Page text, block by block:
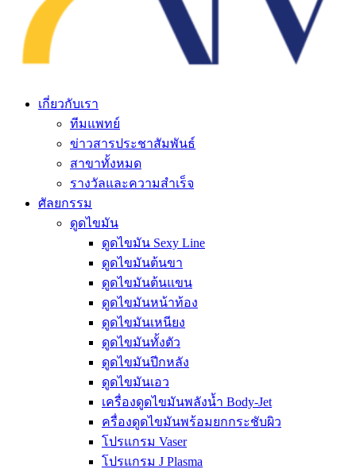
เกี่ยวกับเรา
ทีมแพทย์
ข่าวสารประชาสัมพันธ์
สาขาทั้งหมด
รางวัลและความสำเร็จ
ศัลยกรรม
ดูดไขมัน
ดูดไขมัน Sexy Line
ดูดไขมันต้นขา
ดูดไขมันต้นแขน
ดูดไขมันหน้าท้อง
ดูดไขมันเหนียง
ดูดไขมันทั้งตัว
ดูดไขมันปีกหลัง
ดูดไขมันเอว
เครื่องดูดไขมันพลังน้ำ Body-Jet
ครื่องดูดไขมันพร้อมยกกระชับผิว
โปรแกรม Vaser
โปรแกรม J Plasma